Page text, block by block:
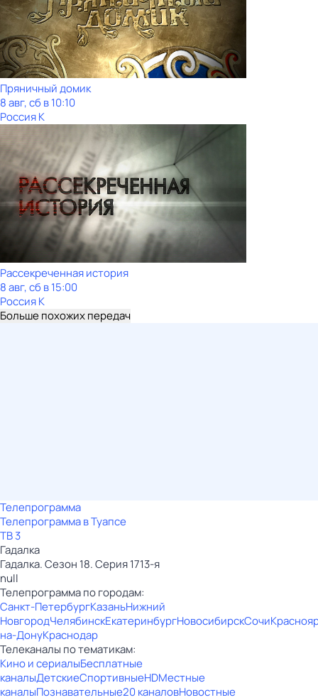
Пряничный домик
8 авг, сб в 10:10
Россия К
Рассекреченная история
8 авг, сб в 15:00
Россия К
Больше похожих передач
Телепрограмма
Телепрограмма в Туапсе
ТВ 3
Гадaлкa
Гадaлкa. Сезон 18. Серия 1713-я
null
Телепрограмма по городам:
Санкт-ПетербургКазаньНижний
НовгородЧелябинскЕкатеринбургНовосибирскСочи
на-ДонуКраснодар
Телеканалы по тематикам:
Кино и сериалыБесплатные
каналыДетскиеСпортивныеHDМестные
каналыПознавательные20 каналовНовостные